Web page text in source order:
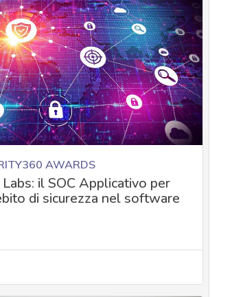
AWARDS
il SOC Applicativo per
di sicurezza nel software